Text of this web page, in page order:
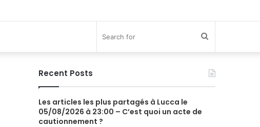
Recent Posts
Les articles les plus partagés à Lucca le
05/08/2026 à 23:00 – C’est quoi un acte de
cautionnement ?